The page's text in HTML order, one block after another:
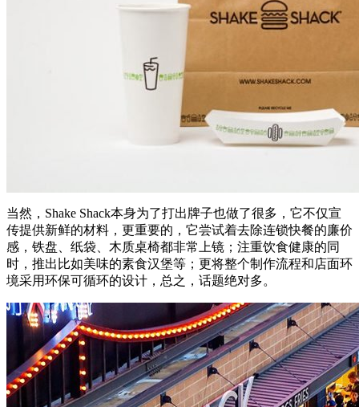
当然，Shake Shack本身为了打出牌子也做了很多，它不仅宣
传提供新鲜的材料，更重要的，它尝试着去除连锁快餐的廉价
感，铁盘、纸袋、木质桌椅都非常上镜；注重饮食健康的同
时，推出比如美味的素食汉堡等；更将整个制作流程和店面环
境采用环保可循环的设计，总之，话题绝对多。